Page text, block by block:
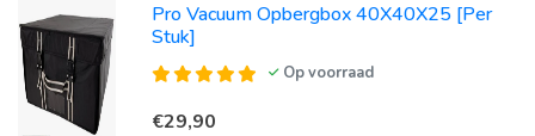
Pro Vacuum Opbergbox 40X40X25 [Per
Stuk]
Op voorraad
€29,90